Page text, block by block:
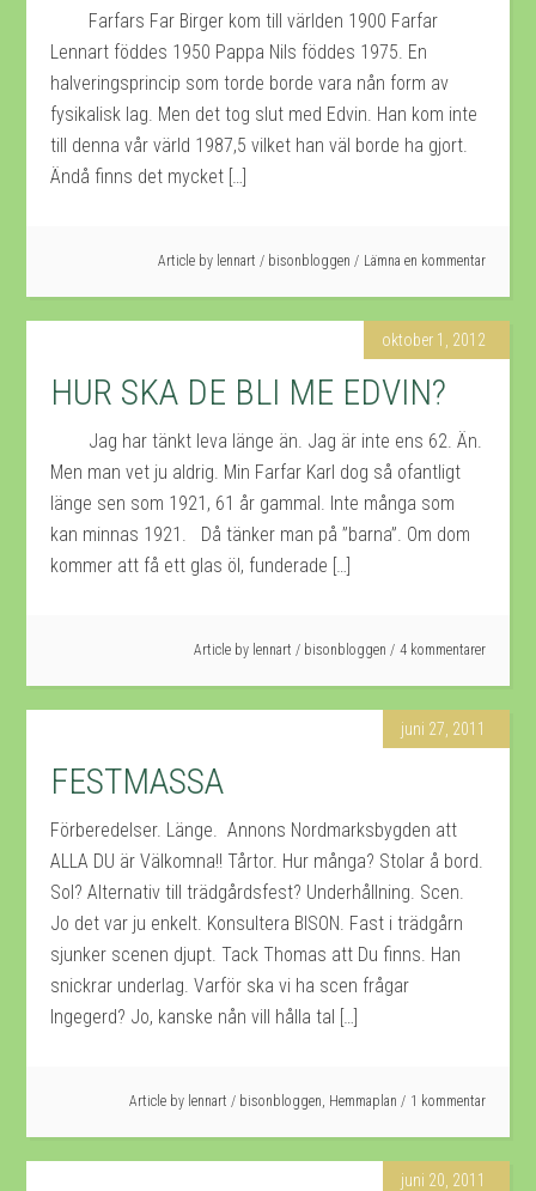
Farfars Far Birger kom till världen 1900 Farfar
Lennart föddes 1950 Pappa Nils föddes 1975. En
halveringsprincip som torde borde vara nån form av
fysikalisk lag. Men det tog slut med Edvin. Han kom inte
till denna vår värld 1987,5 vilket han väl borde ha gjort.
Ändå finns det mycket […]
Article by lennart / bisonbloggen Lämna en kommentar
oktober 1, 2012
HUR SKA DE BLI ME EDVIN?
Jag har tänkt leva länge än. Jag är inte ens 62. Än.
Men man vet ju aldrig. Min Farfar Karl dog så ofantligt
länge sen som 1921, 61 år gammal. Inte många som
kan minnas 1921. Då tänker man på ”barna”. Om dom
kommer att få ett glas öl, funderade […]
Article by lennart / bisonbloggen 4 kommentarer
juni 27, 2011
FESTMASSA
Förberedelser. Länge. Annons Nordmarksbygden att
ALLA DU är Välkomna!! Tårtor. Hur många? Stolar å bord.
Sol? Alternativ till trädgårdsfest? Underhållning. Scen.
Jo det var ju enkelt. Konsultera BISON. Fast i trädgårn
sjunker scenen djupt. Tack Thomas att Du finns. Han
snickrar underlag. Varför ska vi ha scen frågar
Ingegerd? Jo, kanske nån vill hålla tal […]
Article by lennart / bisonbloggen, Hemmaplan 1 kommentar
juni 20, 2011